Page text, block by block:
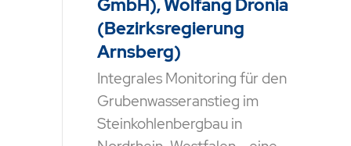
GmbH), Wolfang Dronia
(Bezirksregierung
Arnsberg)
Integrales Monitoring für den
Grubenwasseranstieg im
Steinkohlenbergbau in